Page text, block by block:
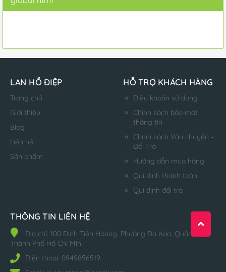
LAN HỒ ĐIỆP
Trang chủ
Giới thiệu
Blog
Liên hệ
Sản phẩm
HỖ TRỢ KHÁCH HÀNG
Điều khoản sử dụng
Chính sách bảo mật
thông tin
Chính sách Vận chuyển -
Đổi Trả
Hướng dẫn mua hàng
Qui định thanh toán
Qui định đổi trả
THÔNG TIN LIÊN HỆ
Địa chỉ: 100 Đinh Tiên Hoàng, Phường Đa Kao, Quận 1,
Thành Phố Hồ Chí Mih
Điện thoại: 0949856519